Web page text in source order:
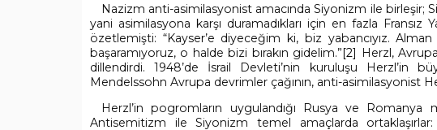
Nazizm anti-asimilasyonist amacında Siyonizm ile birleşir;
yani asimilasyona karşı duramadıkları için en fazla
özetlemişti: “Kayser’e diyeceğim ki, biz yabancıyız.
başaramıyoruz, o halde bizi bırakın gidelim.”[2] Herzl,
dillendirdi. 1948’de İsrail Devleti’nin kuruluşu Herzl’in
Mendelssohn Avrupa devrimler çağının, anti-asimilasyonist
Herzl’in pogromların uygulandığı Rusya ve Romanya
Antisemitizm ile Siyonizm temel amaçlarda ortaklaşırlar: